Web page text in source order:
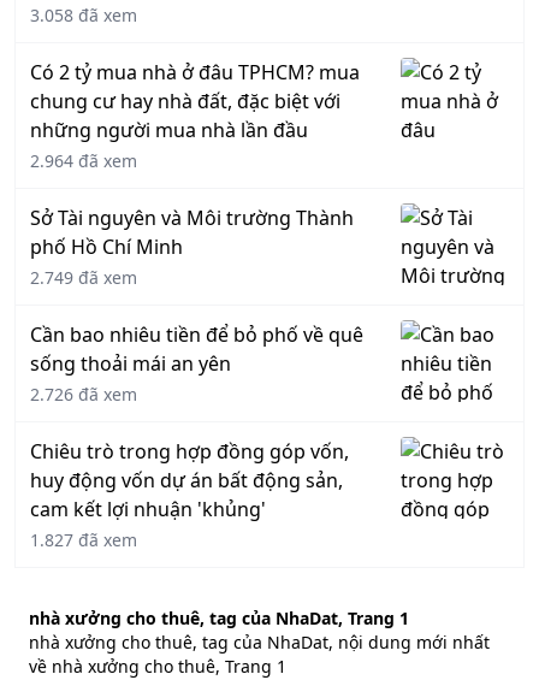
3.058 đã xem
Có 2 tỷ mua nhà ở đâu TPHCM? mua
chung cư hay nhà đất, đặc biệt với
những người mua nhà lần đầu
2.964 đã xem
Sở Tài nguyên và Môi trường Thành
phố Hồ Chí Minh
2.749 đã xem
Cần bao nhiêu tiền để bỏ phố về quê
sống thoải mái an yên
2.726 đã xem
Chiêu trò trong hợp đồng góp vốn,
huy động vốn dự án bất động sản,
cam kết lợi nhuận 'khủng'
1.827 đã xem
nhà xưởng cho thuê, tag của NhaDat, Trang 1
nhà xưởng cho thuê, tag của NhaDat, nội dung mới nhất
về nhà xưởng cho thuê, Trang 1